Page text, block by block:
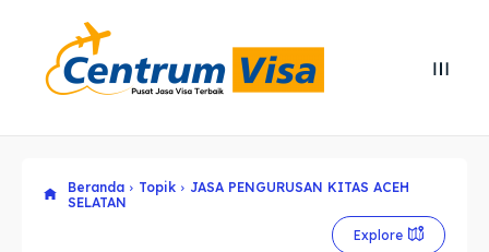
Cari
Cari
Explore our destinations
Explore our destinations
Beranda Topik
JASA PENGURUSAN KITAS ACEH
SELATAN
Explore